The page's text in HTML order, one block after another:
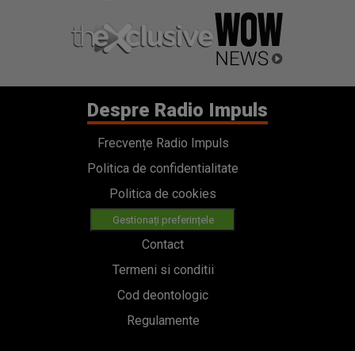
Despre Radio Impuls
Frecvențe Radio Impuls
Politica de confidentialitate
Politica de cookies
Gestionați preferințele
Contact
Termeni si conditii
Cod deontologic
Regulamente